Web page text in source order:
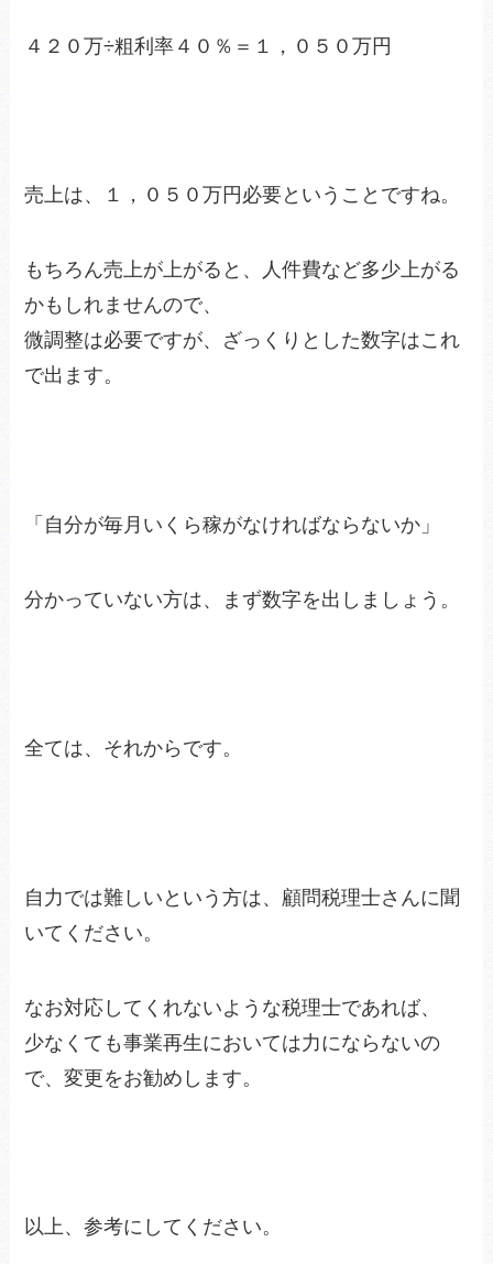
４２０万÷粗利率４０％＝１，０５０万円
売上は、１，０５０万円必要ということですね。
もちろん売上が上がると、人件費など多少上がる
かもしれませんので、
微調整は必要ですが、ざっくりとした数字はこれ
で出ます。
「自分が毎月いくら稼がなければならないか」
分かっていない方は、まず数字を出しましょう。
全ては、それからです。
自力では難しいという方は、顧問税理士さんに聞
いてください。
なお対応してくれないような税理士であれば、
少なくても事業再生においては力にならないの
で、変更をお勧めします。
以上、参考にしてください。